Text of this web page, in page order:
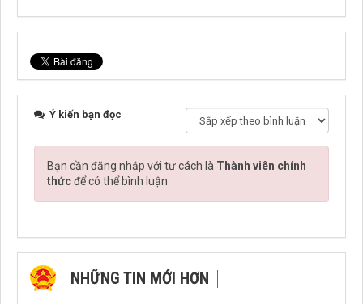
Ý kiến bạn đọc
Bạn cần đăng nhập với tư cách là Thành viên chính
thứcđể có thể bình luận
NHỮNG TIN MỚI HƠN